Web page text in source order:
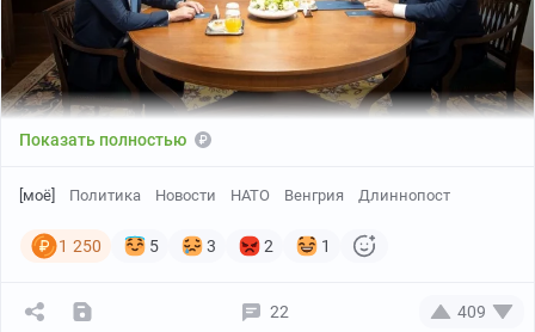
Показать полностью
[моё] Политика Новости НАТО Венгрия Длиннопост
1 250 5 3 2 1
22 409